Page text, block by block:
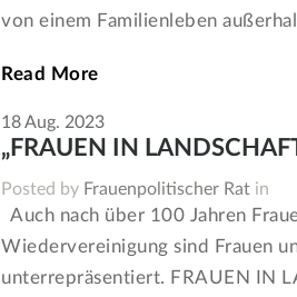
von einem Familienleben
Read More
18Aug. 2023
„FRAUEN IN
Posted by Frauenpolitischer Rat in
Auch nach über 100 Jahren
Wiedervereinigung sind Frauen
unterrepräsentiert. FRAUEN IN